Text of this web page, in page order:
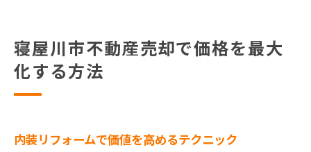
寝屋川市不動産売却で価格を最大
化する方法
内装リフォームで価値を高めるテクニック